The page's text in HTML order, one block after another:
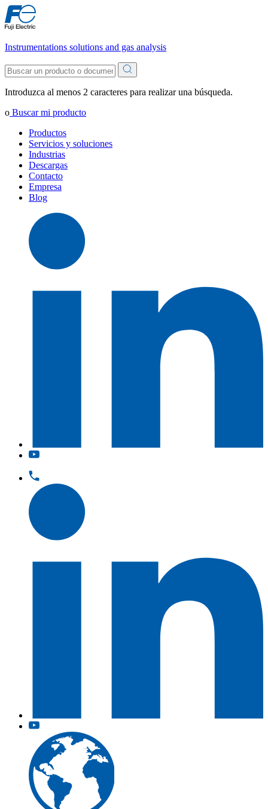
Instrumentations solutions and gas analysis
Introduzca al menos 2 caracteres para realizar una búsqueda.
o Buscar mi producto
Productos
Servicios y soluciones
Industrias
Descargas
Contacto
Empresa
Blog